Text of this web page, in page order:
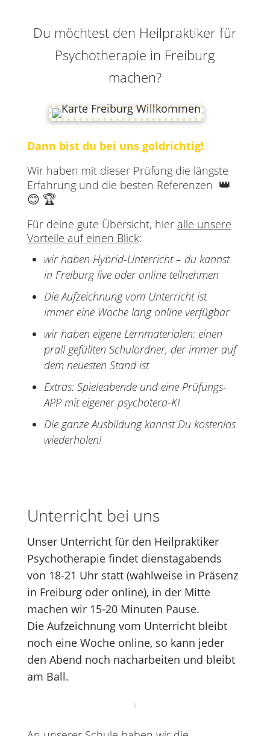
Du möchtest den Heilpraktiker für
Psychotherapie in Freiburg
machen?
Dann bist du bei uns goldrichtig!
Wir haben mit dieser Prüfung die längste
Erfahrung und die besten Referenzen 👑
😊 🏆
Für deine gute Übersicht, hier alle unsere
Vorteile auf einen Blick:
wir haben Hybrid-Unterricht – du kannst
in Freiburg live oder online teilnehmen
Die Aufzeichnung vom Unterricht ist
immer eine Woche lang online verfügbar
wir haben eigene Lernmaterialen: einen
prall gefüllten Schulordner, der immer auf
dem neuesten Stand ist
Extras: Spieleabende und eine Prüfungs-
APP mit eigener psychotera-KI
Die ganze Ausbildung kannst Du kostenlos
wiederholen!
Unterricht bei uns
Unser Unterricht für den Heilpraktiker
Psychotherapie findet dienstagabends
von 18-21 Uhr statt (wahlweise in Präsenz
in Freiburg oder online), in der Mitte
machen wir 15-20 Minuten Pause.
Die Aufzeichnung vom Unterricht bleibt
noch eine Woche online, so kann jeder
den Abend noch nacharbeiten und bleibt
am Ball.